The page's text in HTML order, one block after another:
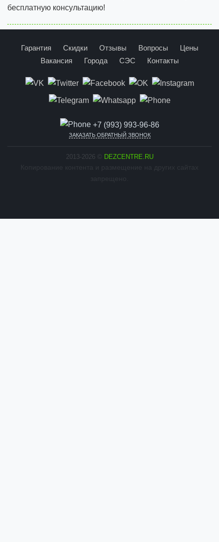
бесплатную консультацию!
Гарантия Скидки Отзывы Вопросы
Цены
Вакансия
Города СЭС Контакты
+7 (993) 993-96-86
ЗАКАЗАТЬ ОБРАТНЫЙ ЗВОНОК
2013-2026 © DEZCENTRE.RU